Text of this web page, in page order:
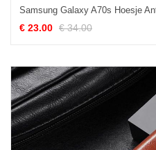
€ 23.00 € 34.00